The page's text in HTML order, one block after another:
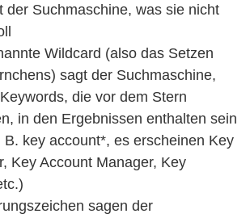
der Suchmaschine, was sie nicht
Wildcard (also das Setzen
sagt der Suchmaschine,
die vor dem Stern
in den Ergebnissen enthalten sein
B. key account*, es erscheinen Key
Key Account Manager, Key
sagen der